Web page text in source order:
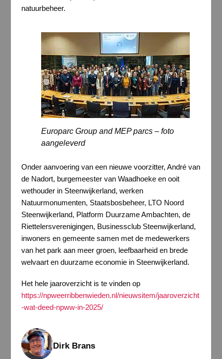
natuurbeheer.
Europarc Group and MEP parcs – foto
aangeleverd
Onder aanvoering van een nieuwe voorzitter, André van
de Nadort, burgemeester van Waadhoeke en ooit
wethouder in Steenwijkerland, werken
Natuurmonumenten, Staatsbosbeheer, LTO Noord
Steenwijkerland, Platform Duurzame Ambachten, de
Riettelersverenigingen, Businessclub Steenwijkerland,
inwoners en gemeente samen met de medewerkers
van het park aan meer groen, leefbaarheid en brede
welvaart en duurzame economie in Steenwijkerland.
Het hele jaaroverzicht is te vinden op
https://npweerribbenwieden.nl/nieuwsitem/jaaroverzicht
-wat-deed-npww-in-2025/
Dirk Brans